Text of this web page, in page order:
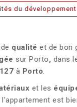
du développement
qualité et de bon
sur Porto, dans
à Porto.
et les
l'appartement est